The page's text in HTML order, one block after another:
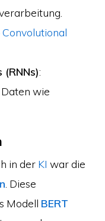
Convolutional
:
wie
in der KI war die
. Diese
Modell BERT